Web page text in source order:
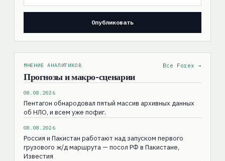
МНЕНИЕ АНАЛИТИКОВ
Прогнозы и макро-сценарии
Все Forex →
08.08.2026
Пентагон обнародовал пятый массив архивных данных
об НЛО, и всем уже пофиг.
08.08.2026
Россия и Пакистан работают над запуском первого
грузового ж/д маршрута — посол РФ в Пакистане,
Известия